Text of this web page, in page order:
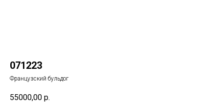
071223
Французский бульдог
55000,00 р.